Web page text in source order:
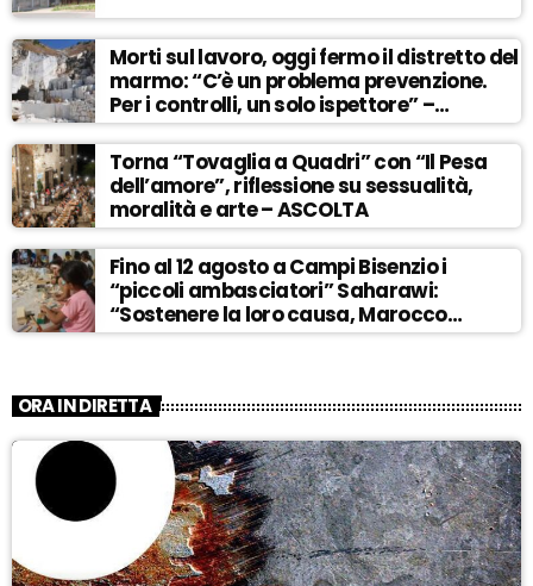
Morti sul lavoro, oggi fermo il distretto del
marmo: “C’è un problema prevenzione.
Per i controlli, un solo ispettore” –
ASCOLTA
Torna “Tovaglia a Quadri” con “Il Pesa
dell’amore”, riflessione su sessualità,
moralità e arte – ASCOLTA
Fino al 12 agosto a Campi Bisenzio i
“piccoli ambasciatori” Saharawi:
“Sostenere la loro causa, Marocco
sempre più invadente” – ASCOLTA
ORA IN DIRETTA